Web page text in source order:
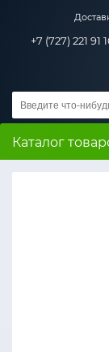
+7 (727) 221 91
Каталог